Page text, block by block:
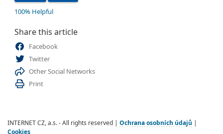
100% Helpful
Share this article
Facebook
Twitter
Other Social Networks
Print
INTERNET CZ, a.s. - All rights reserved | Ochrana osobních údajů
Cookies